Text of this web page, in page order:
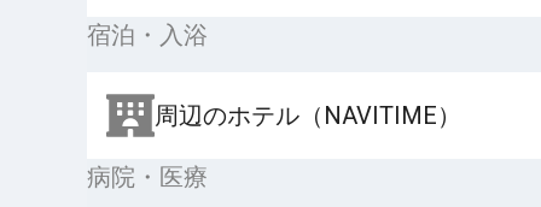
宿泊・入浴
周辺のホテル（NAVITIME）
病院・医療